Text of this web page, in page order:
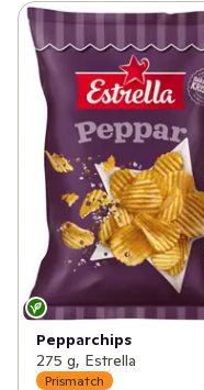
Pepparchips
275 g, Estrella
Prismatch